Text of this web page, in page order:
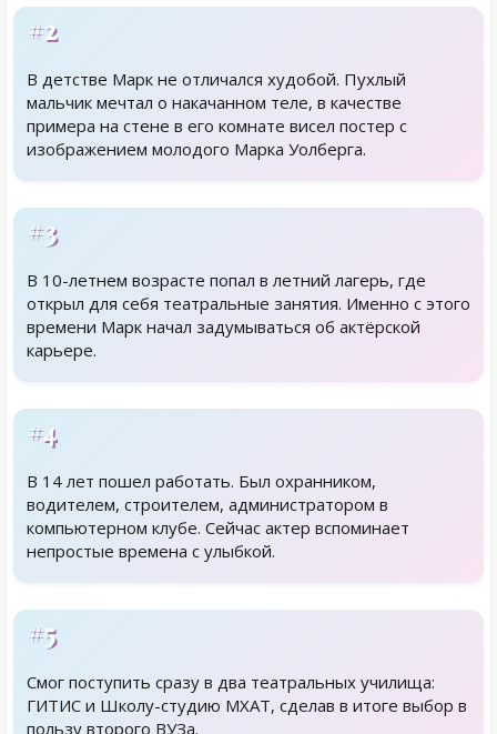
#2
В детстве Марк не отличался худобой. Пухлый
мальчик мечтал о накачанном теле, в качестве
примера на стене в его комнате висел постер с
изображением молодого Марка Уолберга.
#3
В 10-летнем возрасте попал в летний лагерь, где
открыл для себя театральные занятия. Именно с этого
времени Марк начал задумываться об актёрской
карьере.
#4
В 14 лет пошел работать. Был охранником,
водителем, строителем, администратором в
компьютерном клубе. Сейчас актер вспоминает
непростые времена с улыбкой.
#5
Смог поступить сразу в два театральных училища:
ГИТИС и Школу-студию МХАТ, сделав в итоге выбор в
пользу второго ВУЗа.